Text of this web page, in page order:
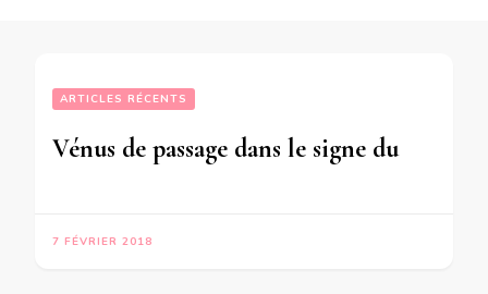
ARTICLES RÉCENTS
7 FÉVRIER 2018